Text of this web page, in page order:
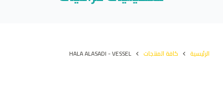
الرئيسية كافة المنتجات HALA ALASADI - VESSEL